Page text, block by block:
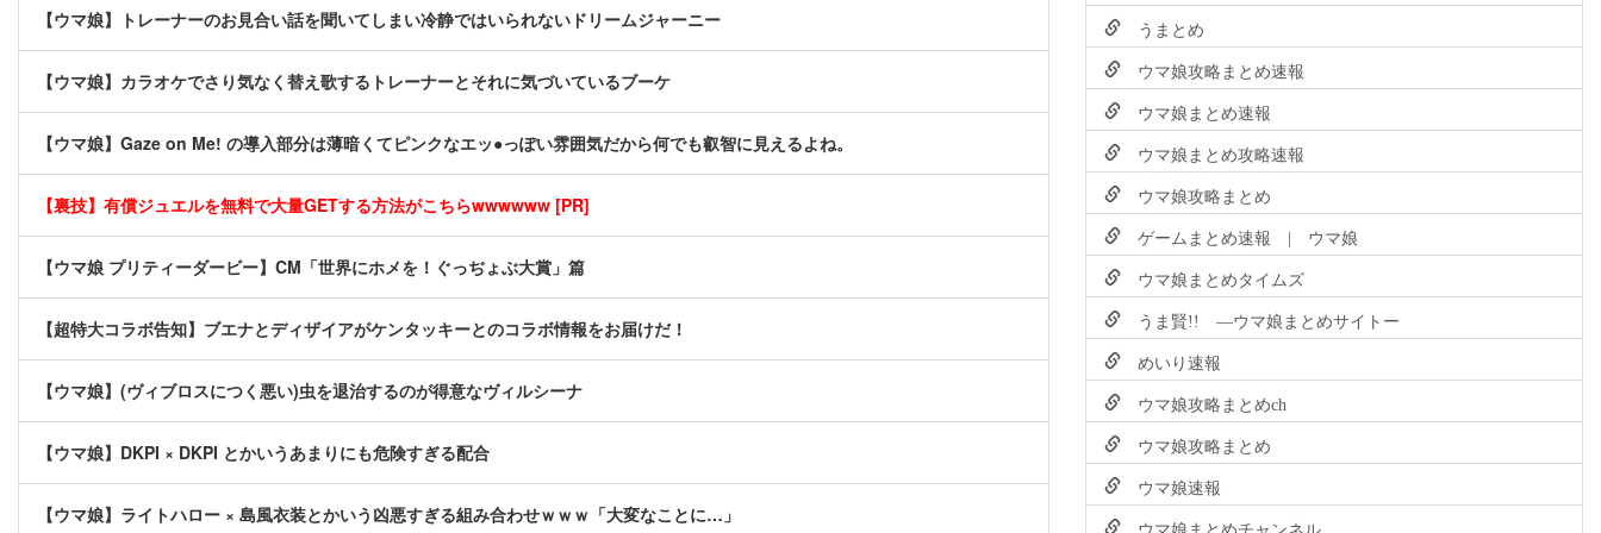
【ウマ娘】トレーナーのお見合い話を聞いてしまい冷静ではいられないドリームジャーニー
【ウマ娘】カラオケでさり気なく替え歌するトレーナーとそれに気づいているブーケ
【ウマ娘】Gaze on Me! の導入部分は薄暗くてピンクなエッ●っぽい雰囲気だから何でも叡智に見えるよね。
【裏技】有償ジュエルを無料で大量GETする方法がこちらwwwwww [PR]
【ウマ娘 プリティーダービー】CM「世界にホメを！ぐっぢょぶ大賞」篇
【超特大コラボ告知】ブエナとディザイアがケンタッキーとのコラボ情報をお届けだ！
【ウマ娘】(ヴィブロスにつく悪い)虫を退治するのが得意なヴィルシーナ
【ウマ娘】DKPI × DKPI とかいうあまりにも危険すぎる配合
【ウマ娘】ライトハロー × 島風衣装とかいう凶悪すぎる組み合わせｗｗｗ「大変なことに…」
うまとめ
ウマ娘攻略まとめ速報
ウマ娘まとめ速報
ウマ娘まとめ攻略速報
ウマ娘攻略まとめ
ゲームまとめ速報 | ウマ娘
ウマ娘まとめタイムズ
うま賢!! ―ウマ娘まとめサイトー
めいり速報
ウマ娘攻略まとめch
ウマ娘攻略まとめ
ウマ娘速報
ウマ娘まとめチャンネル